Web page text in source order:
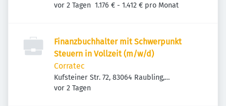
an der Alz, Deutschland
Veröffentlicht:
vor 2 Tagen 1.176 € - 1.412 € pro Monat
Finanzbuchhalter mit Schwerpunkt
Steuern in Vollzeit (m/w/d)
Corratec
Kufsteiner Str. 72, 83064 Raubling,
Deutschland
Veröffentlicht
vor 2 Tagen